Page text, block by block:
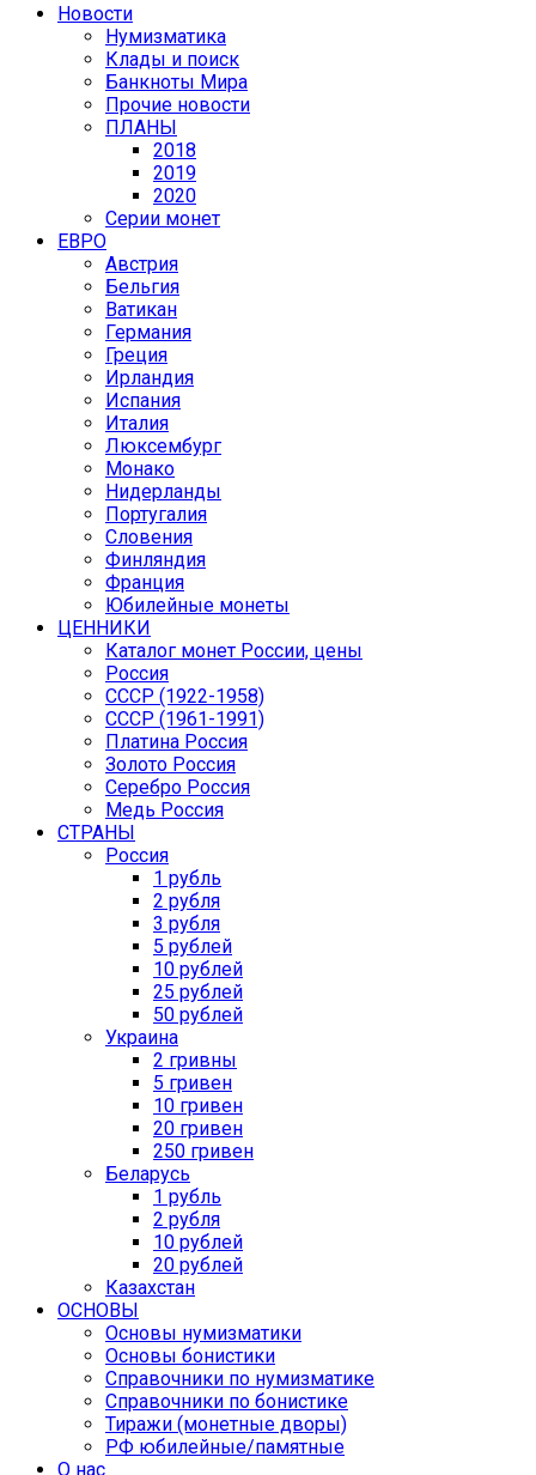
Новости
Нумизматика
Клады и поиск
Банкноты Мира
Прочие новости
ПЛАНЫ
2018
2019
2020
Серии монет
ЕВРО
Австрия
Бельгия
Ватикан
Германия
Греция
Ирландия
Испания
Италия
Люксембург
Монако
Нидерланды
Португалия
Словения
Финляндия
Франция
Юбилейные монеты
ЦЕННИКИ
Каталог монет России, цены
Россия
СССР (1922-1958)
CCCР (1961-1991)
Платина Россия
Золото Россия
Серебро Россия
Медь Россия
СТРАНЫ
Россия
1 рубль
2 рубля
3 рубля
5 рублей
10 рублей
25 рублей
50 рублей
Украина
2 гривны
5 гривен
10 гривен
20 гривен
250 гривен
Беларусь
1 рубль
2 рубля
10 рублей
20 рублей
Казахстан
ОСНОВЫ
Основы нумизматики
Основы бонистики
Справочники по нумизматике
Справочники по бонистике
Тиражи (монетные дворы)
РФ юбилейные/памятные
О нас